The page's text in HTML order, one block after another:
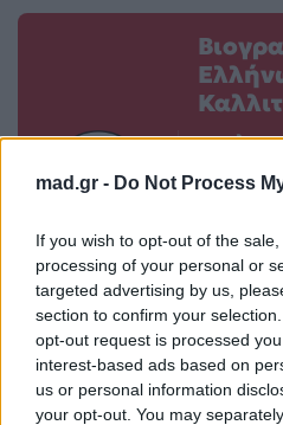
mad.gr - Do Not Process
If you wish to opt-out of the
processing of your personal or
targeted advertising by us,
section to confirm your
opt-out request is processed
interest-based ads based on
us or personal information
your opt-out. You may
με
και
τους
μουσική
Δες επίσης